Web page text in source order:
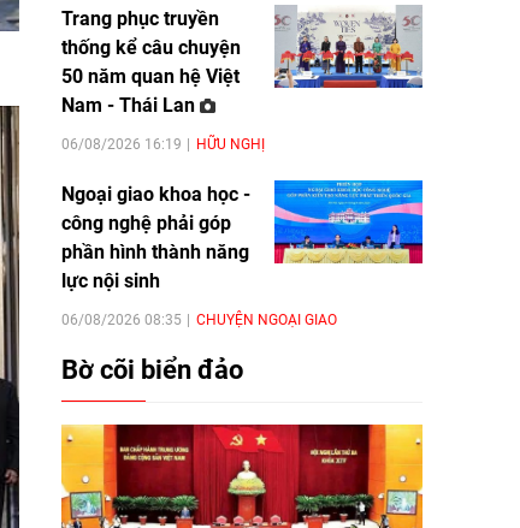
Trang phục truyền
thống kể câu chuyện
50 năm quan hệ Việt
Nam - Thái Lan
06/08/2026 16:19 HỮU NGHỊ
Ngoại giao khoa học -
công nghệ phải góp
phần hình thành năng
lực nội sinh
06/08/2026 08:35 CHUYỆN NGOẠI GIAO
Bờ cõi biển đảo